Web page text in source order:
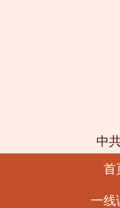
中
首
一线